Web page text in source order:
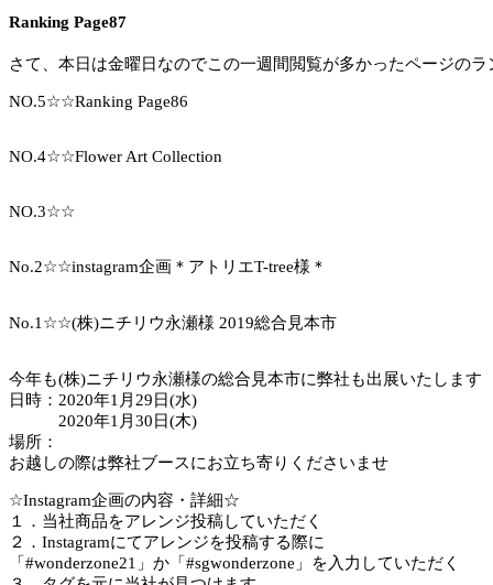
Ranking Page87
さて、本日は金曜日なのでこの一週間閲覧が多かったページの
NO.5☆☆Ranking Page86
NO.4☆☆Flower Art Collection
NO.3☆☆
No.2☆☆instagram企画＊アトリエT-tree様＊
No.1☆☆(株)ニチリウ永瀬様 2019総合見本市
今年も(株)ニチリウ永瀬様の総合見本市に弊社も出展いたします
日時：2020年1月29日(水)
2020年1月30日(木)
場所：
お越しの際は弊社ブースにお立ち寄りくださいませ
☆Instagram企画の内容・詳細☆
１．当社商品をアレンジ投稿していただく
２．Instagramにてアレンジを投稿する際に
「#wonderzone21」か「#sgwonderzone」を入力していただく